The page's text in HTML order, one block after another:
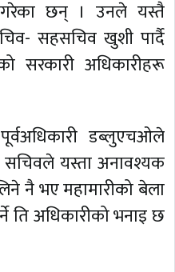
छन् । उनले यस्तै
सहसचिव खुशी पार्दै
अधिकारीहरू
डब्लुएचओले
सचिवले यस्ता अनावश्यक
नै भए महामारीको बेला
ति अधिकारीको भनाइ छ